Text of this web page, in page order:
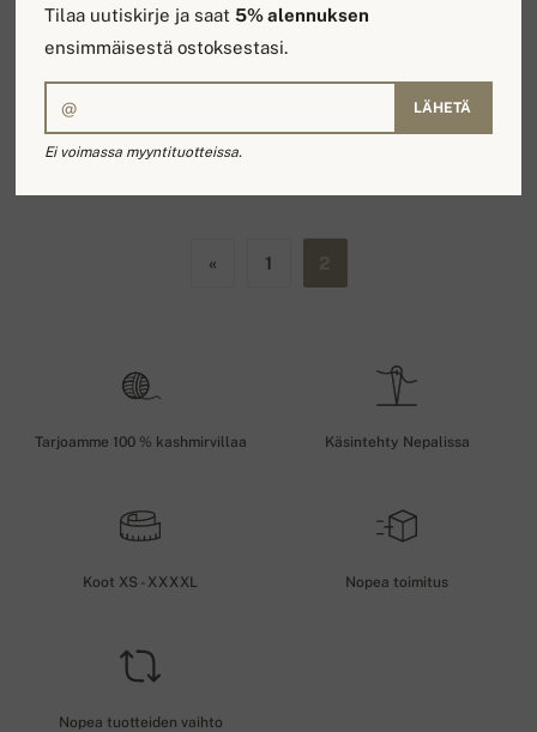
« 1
Tarjoamme 100 % kashmirvillaa Käsintehty Nepalissa
Koot XS - XXXXL Nopea toimitus
Nopea tuotteiden vaihto
Tilaa uutiskirje ja saat5% alennuksen
ensimmäisestä ostoksestasi.
LÄHETÄ
Ei voimassa myyntituotteissa.